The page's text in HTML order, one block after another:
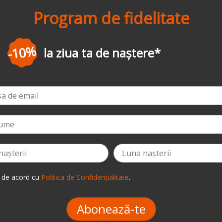
Program de fidelitate
-3% la prima comandă
acord cu Politica de Confidențialitate.
Abonează-te